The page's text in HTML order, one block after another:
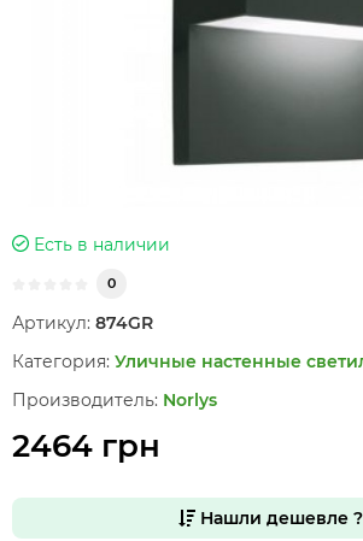
Есть в наличии
0
Артикул: 874GR
Категория: Уличные настенные
Производитель: Norlys
2464 грн
Нашли дешевле ?